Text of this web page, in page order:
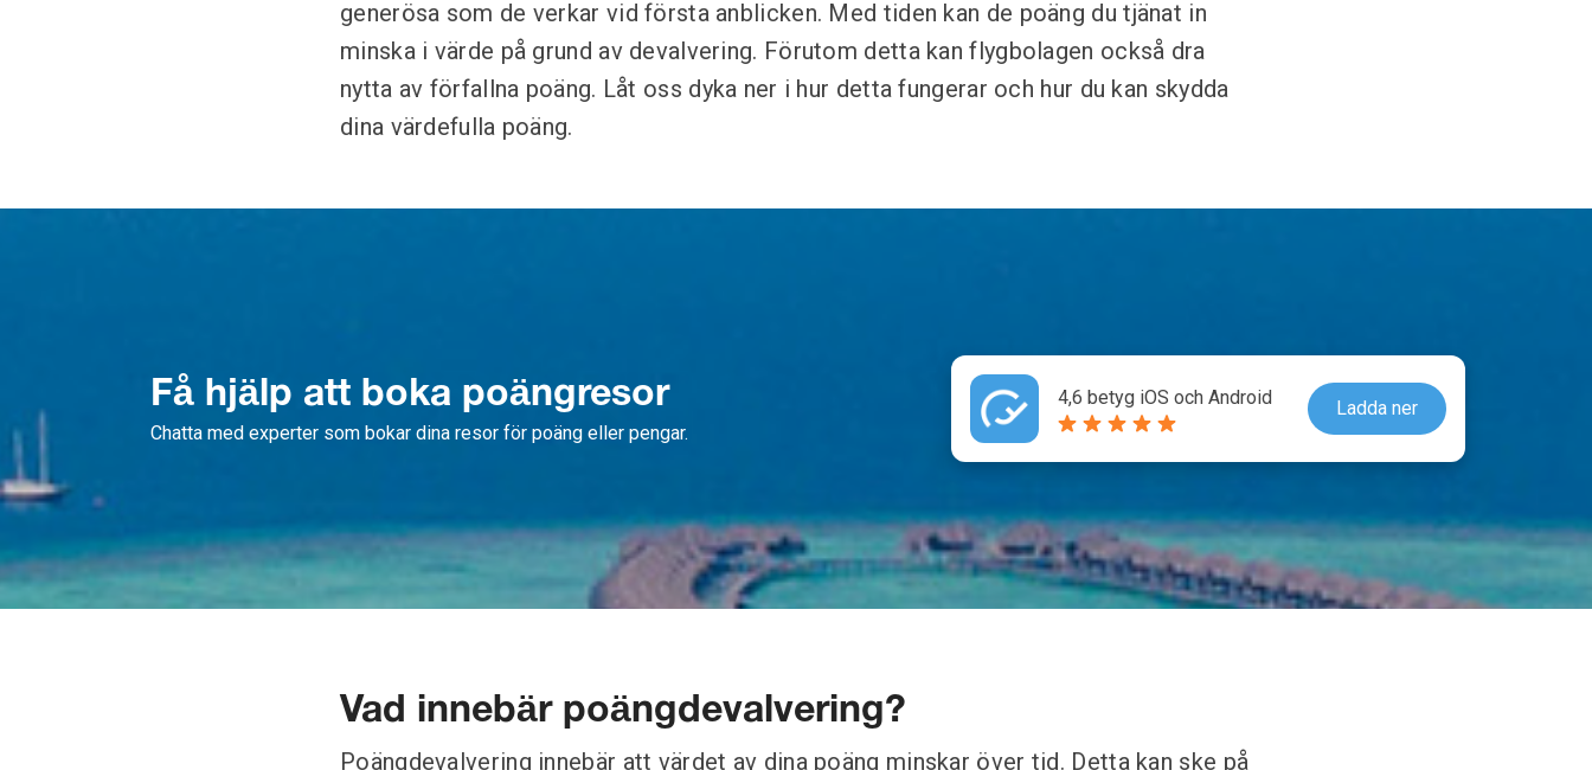
generösa som de verkar vid första anblicken. Med tiden kan de poäng du tjänat in
minska i värde på grund av devalvering. Förutom detta kan flygbolagen också dra
nytta av förfallna poäng. Låt oss dyka ner i hur detta fungerar och hur du kan skydda
dina värdefulla poäng.
Få hjälp att boka poängresor
Chatta med experter som bokar dina resor för poäng eller pengar.
4,6 betyg iOS och Android Ladda ner
Vad innebär poängdevalvering?
Poängdevalvering innebär att värdet av dina poäng minskar över tid. Detta kan ske på